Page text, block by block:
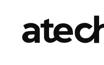
contenu